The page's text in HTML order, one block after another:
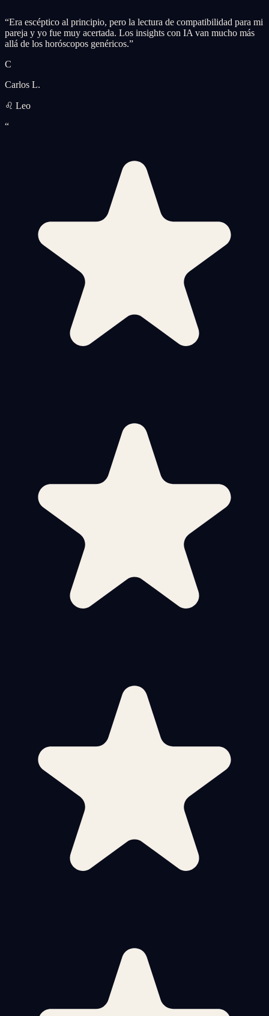
“Era escéptico al principio, pero la lectura de compatibilidad para mi
pareja y yo fue muy acertada. Los insights con IA van mucho más
allá de los horóscopos genéricos.”
C
Carlos L.
♌ Leo
“